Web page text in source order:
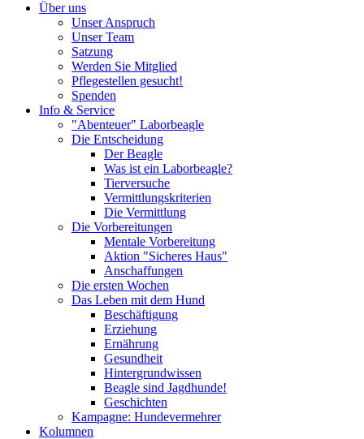
Über uns
Unser Anspruch
Unser Team
Satzung
Werden Sie Mitglied
Pflegestellen gesucht!
Spenden
Info & Service
"Abenteuer" Laborbeagle
Die Entscheidung
Der Beagle
Was ist ein Laborbeagle?
Tierversuche
Vermittlungskriterien
Die Vermittlung
Die Vorbereitungen
Mentale Vorbereitung
Aktion "Sicheres Haus"
Anschaffungen
Die ersten Wochen
Das Leben mit dem Hund
Beschäftigung
Erziehung
Ernährung
Gesundheit
Hintergrundwissen
Beagle sind Jagdhunde!
Geschichten
Kampagne: Hundevermehrer
Kolumnen